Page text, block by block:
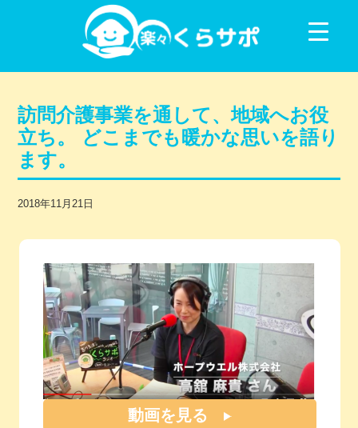
コンテンツに移動
訪問介護事業を通して、地域へお役
立ち。 どこまでも暖かな思いを語り
ます。
2018年11月21日
動画を見る